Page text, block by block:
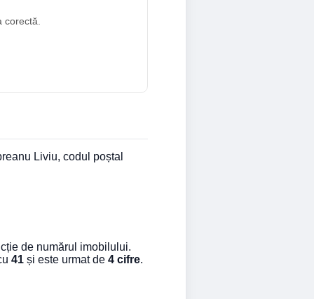
Liviu, codul poștal
de numărul imobilului.
41 și este urmat de 4 cifre.